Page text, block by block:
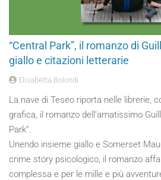
“Central Park”, il romanzo di
giallo e citazioni letterarie
Elisabetta Bolondi
La nave di Teseo riporta nelle librerie,
grafica, il romanzo dell’amatissimo
Park”.
Unendo insieme giallo e Somerset
crime story psicologico, il romanzo
complessa e per le mille e più